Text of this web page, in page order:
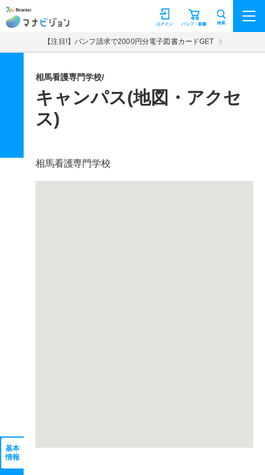
マナビジョン パンフ・願書
ログイン 検索
【注目!】パンフ請求で2000円分電子図書カードGET
相馬看護専門学校/
キャンパス(地図・アクセ
ス)
基本
情報
相馬看護専門学校